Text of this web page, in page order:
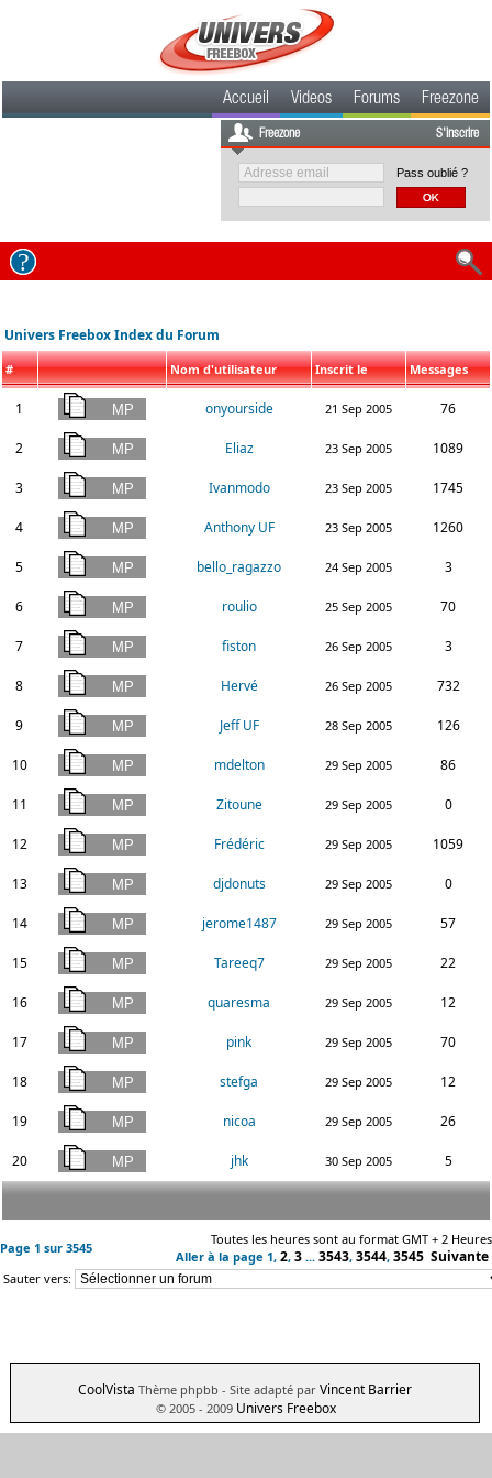
Accueil Videos Forums Freezone
Freezone S'inscrire
Pass oublié ?
Univers Freebox Index du Forum
# Nom d'utilisateur Inscrit le Messages
1 onyourside 21 Sep 2005 76
2 Eliaz 23 Sep 2005 1089
3 Ivanmodo 23 Sep 2005 1745
4 Anthony UF 23 Sep 2005 1260
5 bello_ragazzo 24 Sep 2005 3
6 roulio 25 Sep 2005 70
7 fiston 26 Sep 2005 3
8 Hervé 26 Sep 2005 732
9 Jeff UF 28 Sep 2005 126
10 mdelton 29 Sep 2005 86
11 Zitoune 29 Sep 2005 0
12 Frédéric 29 Sep 2005 1059
13 djdonuts 29 Sep 2005 0
14 jerome1487 29 Sep 2005 57
15 Tareeq7 29 Sep 2005 22
16 quaresma 29 Sep 2005 12
17 pink 29 Sep 2005 70
18 stefga 29 Sep 2005 12
19 nicoa 29 Sep 2005 26
20 jhk 30 Sep 2005 5
Page 1 sur 3545
Toutes les heures sont au format GMT + 2 Heures
Aller à la page 1, 2, 3 ... 3543, 3544, 3545 Suivante
Sauter vers:
CoolVista Thème phpbb - Site adapté par Vincent Barrier
© 2005 - 2009 Univers Freebox